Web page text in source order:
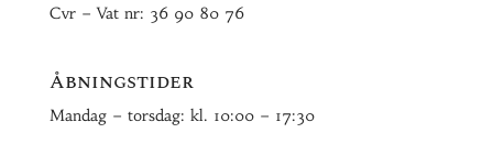
Cvr – Vat nr: 36 90 80 76
Åbningstider
Mandag – torsdag: kl. 10:00 – 17:30